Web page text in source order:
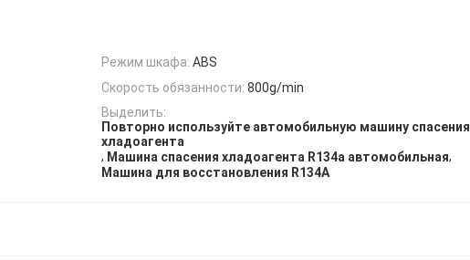
Режим шкафа: ABS
Скорость обязанности: 800g/min
Выделить:
Повторно используйте автомобильную машину спасения
хладоагента
, Машина спасения хладоагента R134a автомобильная,
Машина для восстановления R134A